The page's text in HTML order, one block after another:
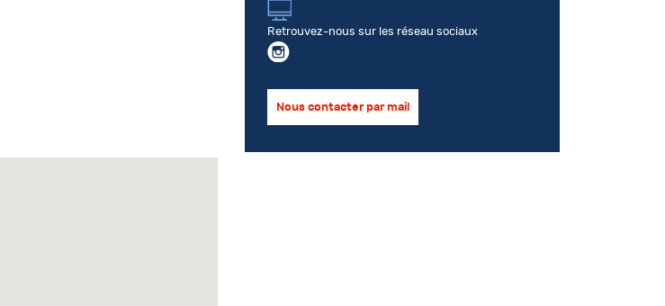
Retrouvez-nous sur les réseau sociaux
Nous contacter par mail